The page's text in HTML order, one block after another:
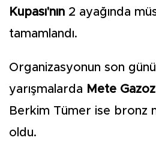
Kupası'nın 2 ayağında
tamamlandı.
Organizasyonun son
yarışmalarda Mete Gazoz
Berkim Tümer ise bronz
oldu.